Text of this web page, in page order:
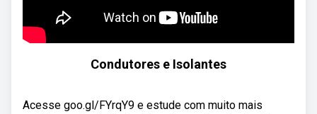
Condutores e Isolantes
Acesse goo.gl/FYrqY9 e estude com muito mais